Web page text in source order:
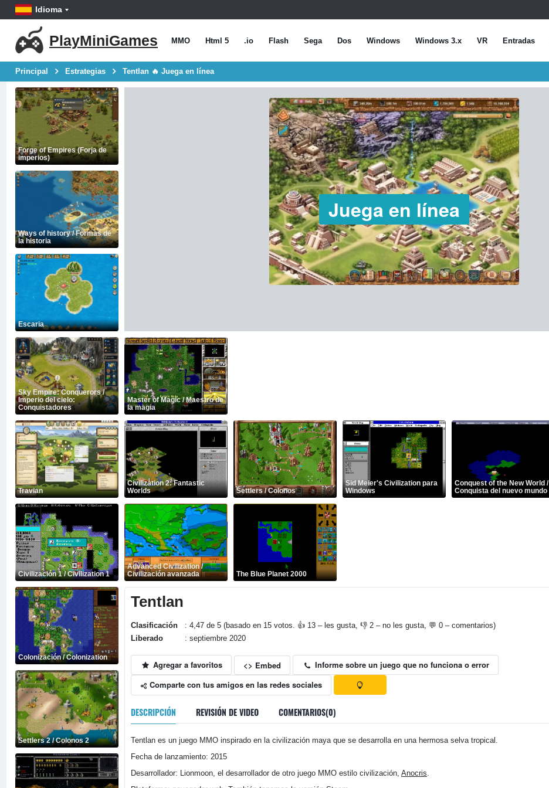
Idioma
PlayMiniGames MMO Html 5 .io Flash Sega Dos Windows Windows 3.x VR Entradas
Principal Estrategias Tentlan 🔥 Juega en línea
Forge of Empires (Forja de
imperios)
Ways of history / Formas de
la historia
Escaria
Sky Empire: Conquerors /
Imperio del cielo:
Conquistadores
Travian
Civilización 1 / Civilization 1
Colonización / Colonization
Settlers 2 / Colonos 2
Juega en línea
Master of Magic / Maestro de
la magia
Civilization 2: Fantastic
Worlds
Settlers / Colonos
Sid Meier's Civilization para
Windows
Conquest of the New World /
Conquista del nuevo mundo
Advanced Civilization /
Civilización avanzada
The Blue Planet 2000
Tentlan
Clasificación
: 4,47 de 5 (basado en 15 votos. 👍 13 – les gusta, 👎 2 – no les gusta, 💬 0 – comentarios)
Liberado
: septiembre 2020
Agregar a favoritos <> Embed
Informe sobre un juego que no funciona o error
Comparte con tus amigos en las redes sociales
DESCRIPCIÓN REVISIÓN DE VIDEO COMENTARIOS(0)
Tentlan es un juego MMO inspirado en la civilización maya que se desarrolla en una hermosa selva tropical.
Fecha de lanzamiento: 2015
Desarrollador: Lionmoon, el desarrollador de otro juego MMO estilo civilización, Anocris